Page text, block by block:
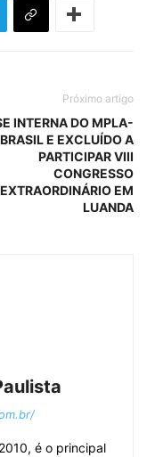
Próximo artigo
INTERNA DO MPLA-
BRASIL E EXCLUÍDO A
PARTICIPAR VIII
CONGRESSO
EXTRAORDINÁRIO EM
LUANDA
é o principal